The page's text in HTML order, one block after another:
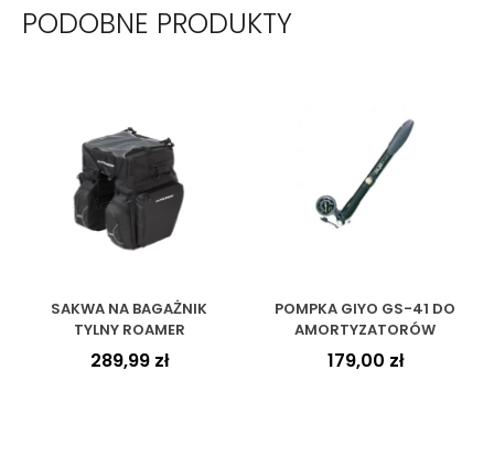
PODOBNE PRODUKTY
SAKWA NA BAGAŻNIK
TYLNY ROAMER
289,99 zł
POMPKA GIYO GS-41 DO
AMORTYZATORÓW
179,00 zł